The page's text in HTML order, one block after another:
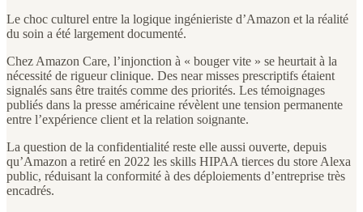
Le choc culturel entre la logique ingénieriste d’Amazon et la réalité
du soin a été largement documenté.
Chez Amazon Care, l’injonction à « bouger vite » se heurtait à la
nécessité de rigueur clinique. Des near misses prescriptifs étaient
signalés sans être traités comme des priorités. Les témoignages
publiés dans la presse américaine révèlent une tension permanente
entre l’expérience client et la relation soignante.
La question de la confidentialité reste elle aussi ouverte, depuis
qu’Amazon a retiré en 2022 les skills HIPAA tierces du store Alexa
public, réduisant la conformité à des déploiements d’entreprise très
encadrés.